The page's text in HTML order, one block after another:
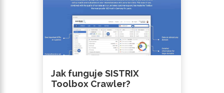
Jak funguje SISTRIX
Toolbox Crawler?